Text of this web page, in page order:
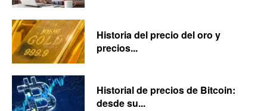
Historia del precio del oro y
precios...
Historial de precios de Bitcoin:
desde su...